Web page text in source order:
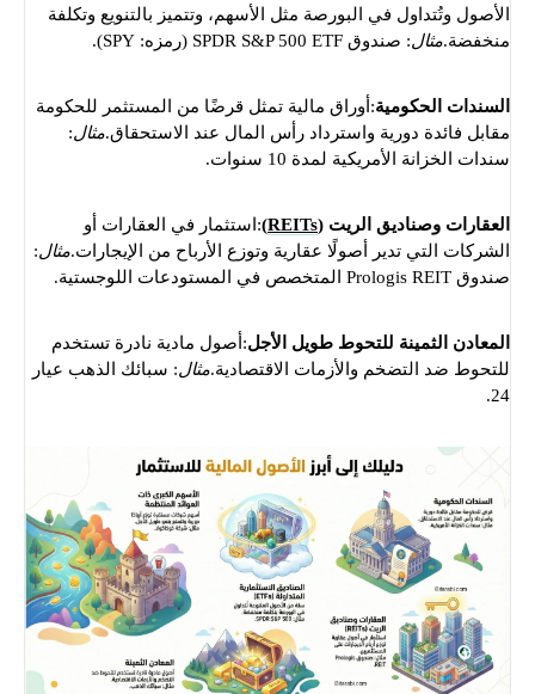
الأصول وتُتداول في البورصة مثل الأسهم، وتتميز بالتنويع وتكلفة
منخفضة.مثال: صندوق SPDR S&P 500 ETF (رمزه: SPY).
السندات الحكومية:أوراق مالية تمثل قرضًا من المستثمر للحكومة
مقابل فائدة دورية واسترداد رأس المال عند الاستحقاق.مثال:
سندات الخزانة الأمريكية لمدة 10 سنوات.
العقارات وصناديق الريت (REITs
):استثمار في العقارات أو
الشركات التي تدير أصولًا عقارية وتوزع الأرباح من الإيجارات.مثال:
صندوق Prologis REIT المتخصص في المستودعات اللوجستية.
المعادن الثمينة للتحوط طويل الأجل:أصول مادية نادرة تستخدم
للتحوط ضد التضخم والأزمات الاقتصادية.مثال: سبائك الذهب عيار
24.